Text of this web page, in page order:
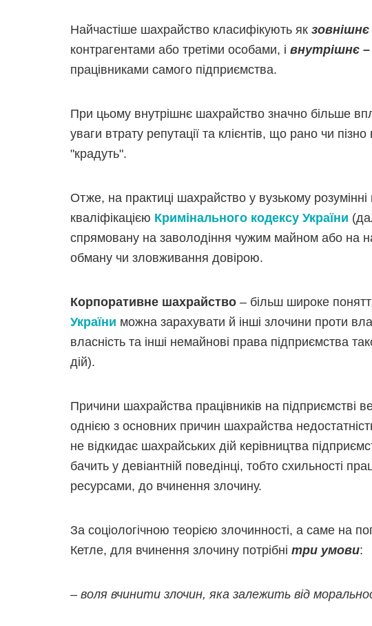
Найчастіше шахрайство класифікують як зовнішнє
контрагентами або третіми особами, і внутрішнє –
працівниками самого підприємства.
При цьому внутрішнє шахрайство значно більше
уваги втрату репутації та клієнтів, що рано чи
"крадуть".
Отже, на практиці шахрайство у вузькому
кваліфікацією Кримінального кодексу України
спрямовану на заволодіння чужим майном або на
обману чи зловживання довірою.
Корпоративне шахрайство – більш широке
України можна зарахувати й інші злочини проти
власність та інші немайнові права підприємства
дій).
Причини шахрайства працівників на підприємстві
однією з основних причин шахрайства
не відкидає шахрайських дій керівництва
бачить у девіантній поведінці, тобто схильності
ресурсами, до вчинення злочину.
За соціологічною теорією злочинності, а саме на
Кетле, для вчинення злочину потрібні три умови:
– воля вчинити злочин, яка залежить від